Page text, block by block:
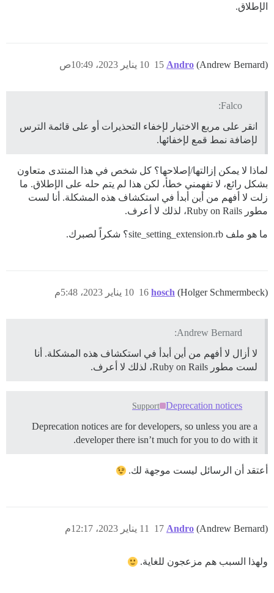
الإطلاق.
Andro (Andrew Bernard) 10 يناير 2023، 10:49ص 15
Falco:
انقر على مربع الاختيار لإخفاء التحذيرات أو على قائمة الترس
لإضافة نمط قمع لإخفائها.
لماذا لا يمكن إزالتها/إصلاحها؟ كل شخص في هذا المنتدى متعاون
بشكل رائع، لا تفهمني خطأ، لكن هذا لم يتم حله على الإطلاق. ما
زلت لا أفهم من أين أبدأ في استكشاف هذه المشكلة. أنا لست
مطور Ruby on Rails، لذلك لا أعرف.
ما هو ملف site_setting_extension.rb؟ شكراً لصبرك.
hosch (Holger Schmermbeck) 10 يناير 2023، 5:48م 16
Andrew Bernard:
لا أزال لا أفهم من أين أبدأ في استكشاف هذه المشكلة. أنا
لست مطور Ruby on Rails، لذلك لا أعرف.
Deprecation notices
Support
Deprecation notices are for developers, so unless you are a
developer there isn’t much for you to do with it.
أعتقد أن الرسائل ليست موجهة لك.
Andro (Andrew Bernard) 11 يناير 2023، 12:17م 17
ولهذا السبب هم مزعجون للغاية.